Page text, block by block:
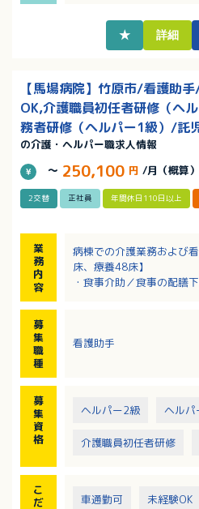
★ 詳細
【馬場病院】竹原市/看護助
OK,介護職員初任者研修（ヘ
務者研修（ヘルパー1級）/託
の介護・ヘルパー職求人情報
～ 250,100 円 /月（概算）
2交替 正社員 年間休日110日以上
業
務
内
容
病棟での介護業務および
床、療養48床】
・食事介助／食事の配膳
※夜勤、早出あり
募
集
職
種
看護助手
募
集
資
格
ヘルパー2級 ヘルパ
介護職員初任者研修
こ
だ
車通勤可 未経験OK